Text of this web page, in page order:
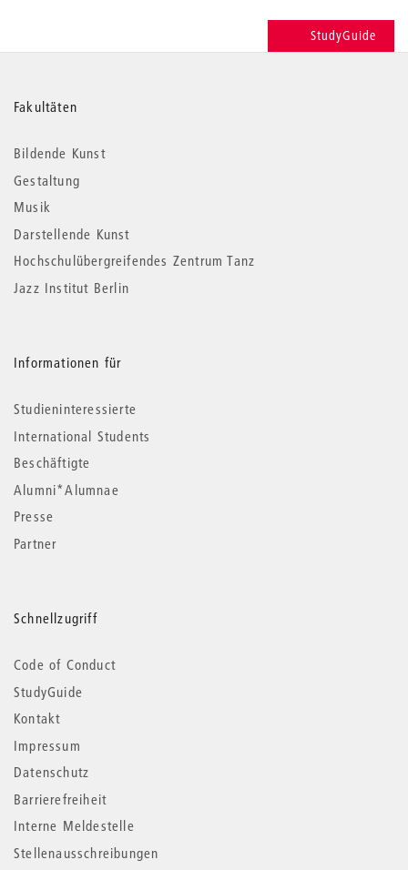
StudyGuide
Weitere
Informationen
Fakultäten
Bildende Kunst
Gestaltung
Musik
Darstellende Kunst
Hochschulübergreifendes Zentrum Tanz
Jazz Institut Berlin
Informationen für
Studieninteressierte
International Students
Beschäftigte
Alumni*Alumnae
Presse
Partner
Schnellzugriff
Code of Conduct
StudyGuide
Kontakt
Impressum
Datenschutz
Barrierefreiheit
Interne Meldestelle
Stellenausschreibungen